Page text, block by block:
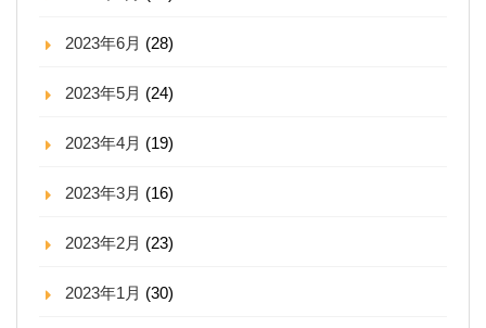
2023年6月 (28)
2023年5月 (24)
2023年4月 (19)
2023年3月 (16)
2023年2月 (23)
2023年1月 (30)